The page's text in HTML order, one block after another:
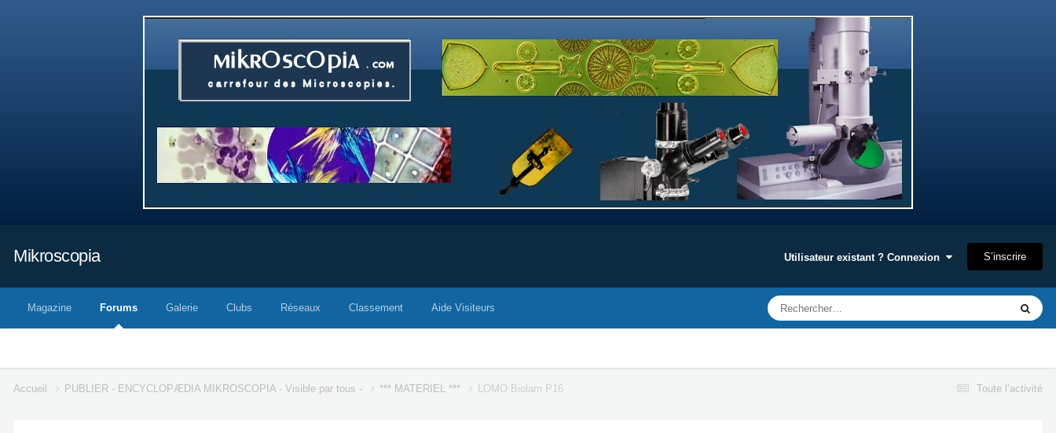
Mikroscopia Utilisateur existant ? Connexion S’inscrire
Magazine Forums Galerie Clubs Réseaux Classement Aide Visiteurs
Toute l’activité
Accueil PUBLIER - ENCYCLOPÆDIA MIKROSCOPIA - Visible par tous - *** MATERIEL *** LOMO Biolam P16